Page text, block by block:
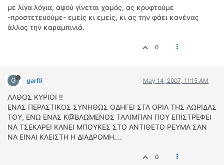
με λίγα λόγια, αφού γίνεται χαμός, ας κρυφτούμε
-προστετευούμε- εμείς κι εμείς, κι ας την φάει κανένας
άλλος την καραμπινιά.
0
G garfli May 14, 2007, 11:15 AM
ΛΑΘΟΣ ΚΥΡΙΟΙ !!
ΕΝΑΣ ΠΕΡΑΣΤΙΚΟΣ ΣΥΝΗΘΩΣ ΟΔΗΓΕΙ ΣΤΑ ΟΡΙΑ ΤΗΣ ΛΩΡΙΔΑΣ
ΤΟΥ, ΕΝΩ ΕΝΑΣ Κ@ΒΛΩΜΕΝΟΣ ΤΑΛΙΜΠΑΝ ΠΟΥ ΕΠΙΣΤΡΕΦΕΙ
ΝΑ ΤΣΕΚΑΡΕΙ ΚΑΝΕΙ ΜΠΟΥΚΕΣ ΣΤΟ ΑΝΤΙΘΕΤΟ ΡΕΥΜΑ ΣΑΝ
ΝΑ ΕΙΝΑΙ ΚΛΕΙΣΤΗ Η ΔΙΑΔΡΟΜΗ....
0